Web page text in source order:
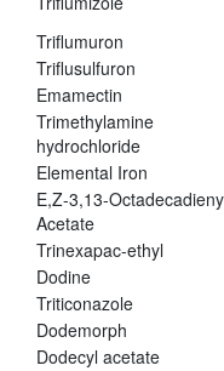
Triflumuron
Triflusulfuron
Emamectin
Trimethylamine
hydrochloride
Elemental Iron
E,Z-3,13-
Acetate
Trinexapac-ethyl
Dodine
Triticonazole
Dodemorph
Dodecyl acetate